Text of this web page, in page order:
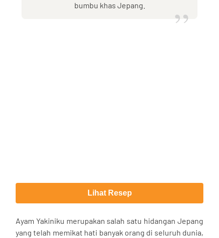
bumbu khas Jepang.
”
Lihat Resep
Ayam Yakiniku merupakan salah satu hidangan Jepang
yang telah memikat hati banyak orang di seluruh dunia,